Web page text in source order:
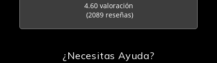
4.60 valoración
(2089 reseñas)
¿Necesitas Ayuda?